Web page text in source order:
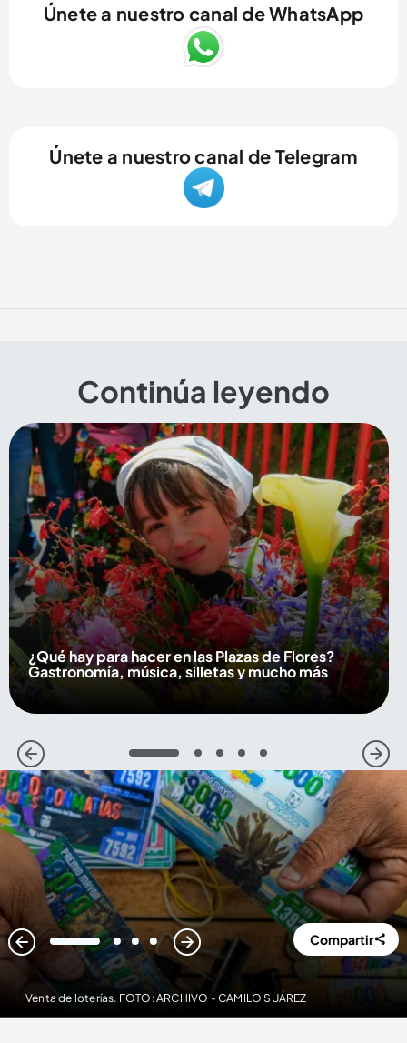
Únete a nuestro canal de WhatsApp
Únete a nuestro canal de Telegram
Continúa leyendo
¿Qué hay para hacer en las Plazas de Flores?
Gastronomía, música, silletas y mucho más
1 2 3 4 5
Venta de loterías. FOTO: ARCHIVO - CAMILO SUÁREZ
1 2 3 4 Compartir